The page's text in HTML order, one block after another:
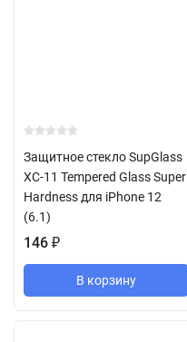
Защитное стекло SupGlass
XC-11 Tempered Glass Super
Hardness для iPhone 12
(6.1)
146 ₽
В корзину